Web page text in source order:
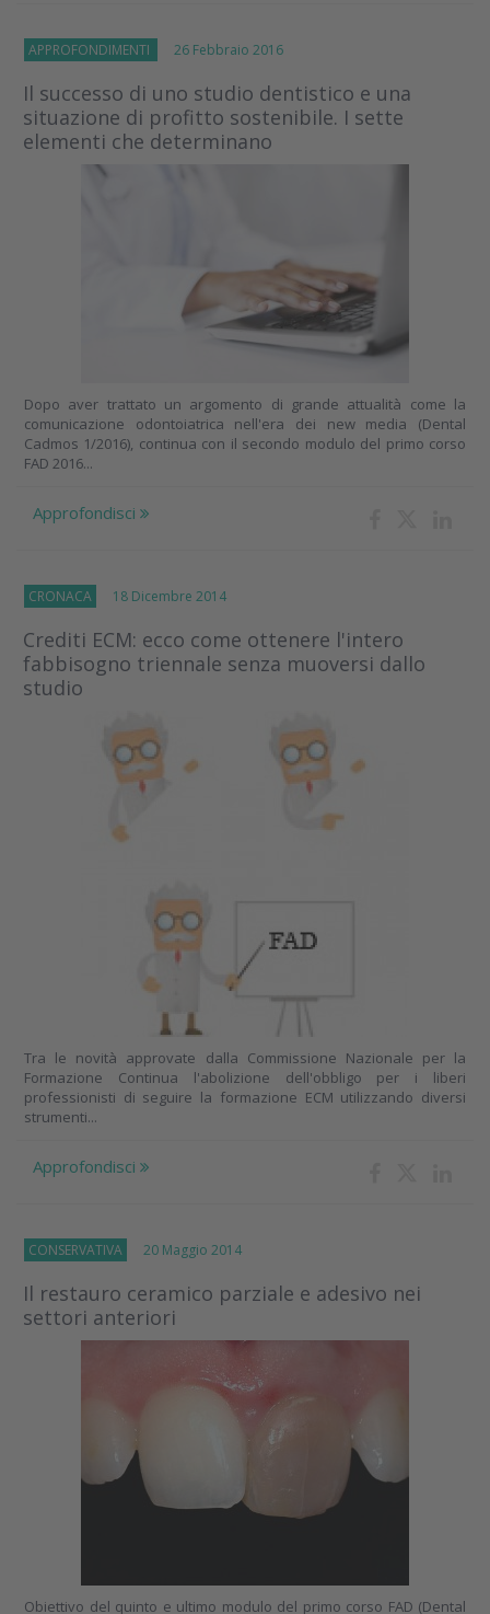
APPROFONDIMENTI 26 Febbraio 2016
Il successo di uno studio dentistico e una
situazione di profitto sostenibile. I sette
elementi che determinano
Dopo aver trattato un argomento di grande attualità come la
comunicazione odontoiatrica nell'era dei new media (Dental
Cadmos 1/2016), continua con il secondo modulo del primo corso
FAD 2016...
Approfondisci
CRONACA 18 Dicembre 2014
Crediti ECM: ecco come ottenere l'intero
fabbisogno triennale senza muoversi dallo
studio
Tra le novità approvate dalla Commissione Nazionale per la
Formazione Continua l'abolizione dell'obbligo per i liberi
professionisti di seguire la formazione ECM utilizzando diversi
strumenti...
Approfondisci
CONSERVATIVA 20 Maggio 2014
Il restauro ceramico parziale e adesivo nei
settori anteriori
Obiettivo del quinto e ultimo modulo del primo corso FAD (Dental